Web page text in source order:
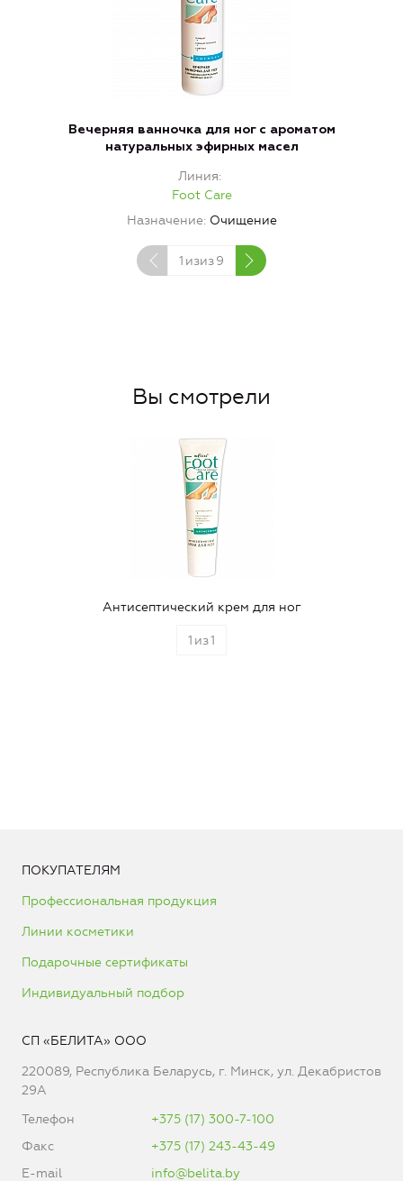
Вечерняя ванночка для ног с ароматом
натуральных эфирных масел
Линия
Foot Care
Назначение Очищение
1 изиз9
Вы смотрели
Антисептический крем для ног
1 из1
ПОКУПАТЕЛЯМ
Профессиональная продукция
Линии косметики
Подарочные сертификаты
Индивидуальный подбор
СП «БЕЛИТА» ООО
220089, Республика Беларусь, г. Минск, ул. Декабристов
29А
Телефон
+375 (17) 300-7-100
Факс
+375 (17) 243-43-49
E-mail
info@belita.by